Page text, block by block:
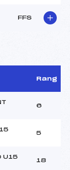
FFS
Rang
6
5
U15
18